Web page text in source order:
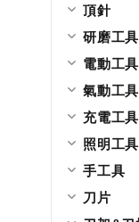
頂針
研磨工具
電動工具
氣動工具
充電工具
照明工具
手工具
刀片